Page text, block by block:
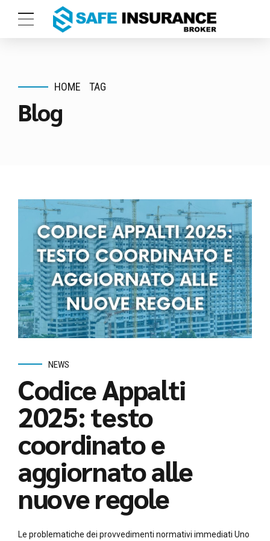
HOME TAG
Blog
NEWS
Codice Appalti
2025: testo
coordinato e
aggiornato alle
nuove regole
Le problematiche dei provvedimenti normativi immediati Uno